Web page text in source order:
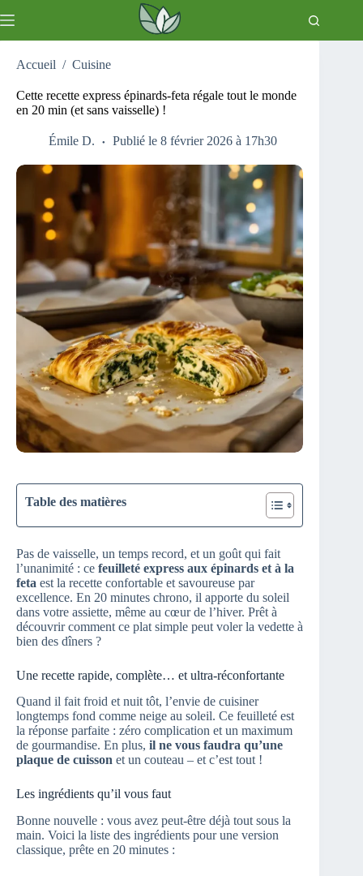
au
Accueil / Cuisine
Cette recette express épinards-feta régale tout le monde
en 20 min (et sans vaisselle) !
Émile D. Publié le 8 février 2026 à 17h30
Table des matières
Pas de vaisselle, un temps record, et un goût qui fait
l’unanimité : ce feuilleté express aux épinards et à la
feta est la recette confortable et savoureuse par
excellence. En 20 minutes chrono, il apporte du soleil
dans votre assiette, même au cœur de l’hiver. Prêt à
découvrir comment ce plat simple peut voler la vedette à
bien des dîners ?
Une recette rapide, complète… et ultra-réconfortante
Quand il fait froid et nuit tôt, l’envie de cuisiner
longtemps fond comme neige au soleil. Ce feuilleté est
la réponse parfaite : zéro complication et un maximum
de gourmandise. En plus, il ne vous faudra qu’une
plaque de cuisson et un couteau – et c’est tout !
Les ingrédients qu’il vous faut
Bonne nouvelle : vous avez peut-être déjà tout sous la
main. Voici la liste des ingrédients pour une version
classique, prête en 20 minutes :